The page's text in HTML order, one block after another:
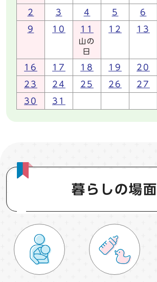
2 3 4 5 6
9 10 11
山の
日
12 13
16 17 18 19 20
23 24 25 26 27
30 31
暮らしの場面